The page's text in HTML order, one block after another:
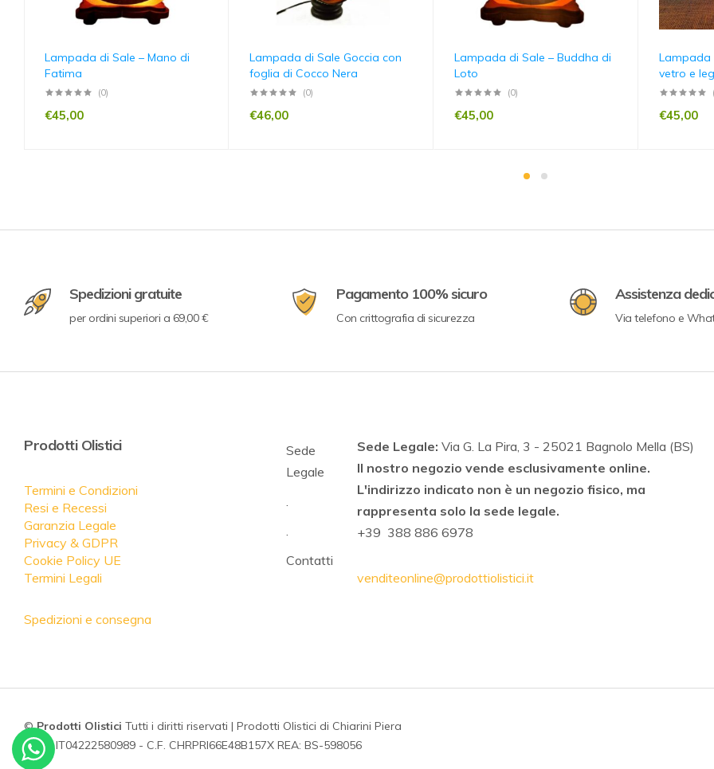
Lampada di Sale – Mano di
Fatima
(0)
€45,00
Lampada di Sale Goccia con
foglia di Cocco Nera
(0)
€46,00
Lampada di Sale – Buddha di
Loto
(0)
€45,00
Lampada
vetro e
€45,00
Spedizioni gratuite
per ordini superiori a 69,00 €
Pagamento 100% sicuro
Con crittografia di sicurezza
Assistenza
Via telefono e
Prodotti Olistici
Termini e Condizioni
Resi e Recessi
Garanzia Legale
Privacy & GDPR
Cookie Policy UE
Termini Legali
Spedizioni e consegna
Sede
Legale
Contatti
Sede Legale: Via G. La Pira, 3 - 25021 Bagnolo Mella (BS)
Il nostro negozio vende esclusivamente online.
L'indirizzo indicato non è un negozio fisico, ma
rappresenta solo la sede legale.
+39 388 886 6978
venditeonline@prodottiolistici.it
©Prodotti Olistici Tutti i diritti riservati | Prodotti Olistici di Chiarini Piera
P.IVA: IT04222580989 - C.F. CHRPRI66E48B157X REA: BS-598056